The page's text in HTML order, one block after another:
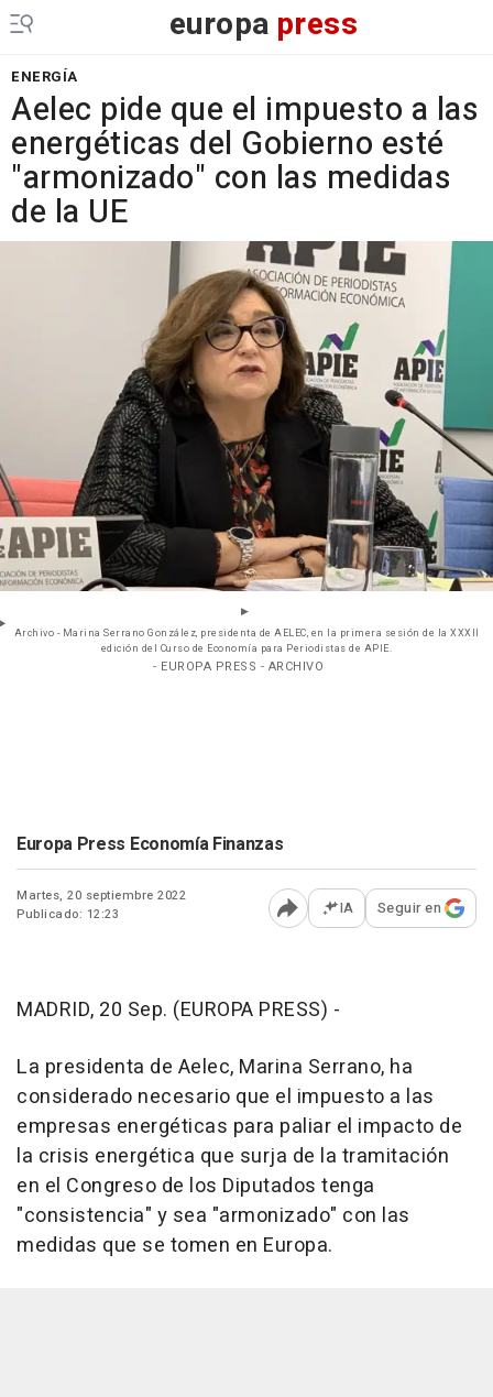
europa press
ENERGÍA
Aelec pide que el impuesto a las
energéticas del Gobierno esté
"armonizado" con las medidas
de la UE
Archivo - Marina Serrano González, presidenta de AELEC, en la primera sesión de la XXXII
edición del Curso de Economía para Periodistas de APIE.
- EUROPA PRESS - ARCHIVO
Europa Press Economía Finanzas
Martes, 20 septiembre 2022
Publicado: 12:23
Abrir opciones para
IA Seguir en
MADRID, 20 Sep. (EUROPA PRESS) -
La presidenta de Aelec, Marina Serrano, ha
considerado necesario que el impuesto a las
empresas energéticas para paliar el impacto de
la crisis energética que surja de la tramitación
en el Congreso de los Diputados tenga
"consistencia" y sea "armonizado" con las
medidas que se tomen en Europa.